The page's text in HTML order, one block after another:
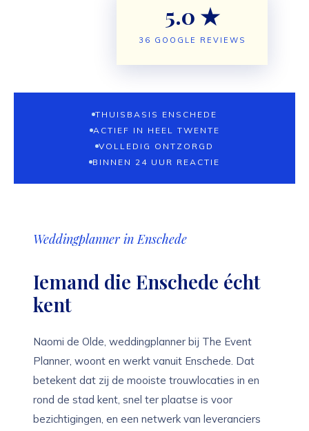
5.0 ★
36 GOOGLE REVIEWS
THUISBASIS ENSCHEDE
ACTIEF IN HEEL TWENTE
VOLLEDIG ONTZORGD
BINNEN 24 UUR REACTIE
Weddingplanner in Enschede
Iemand die Enschede écht
kent
Naomi de Olde, weddingplanner bij The Event
Planner, woont en werkt vanuit Enschede. Dat
betekent dat zij de mooiste trouwlocaties in en
rond de stad kent, snel ter plaatse is voor
bezichtigingen, en een netwerk van leveranciers